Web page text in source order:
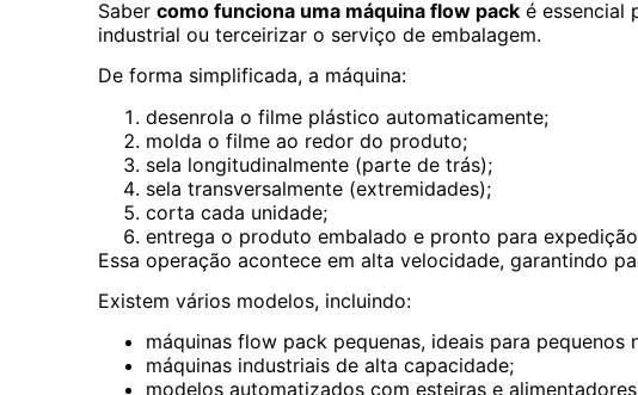
Saber como funciona uma máquina flow pack é essencial
industrial ou terceirizar o serviço de embalagem.
De forma simplificada, a máquina:
desenrola o filme plástico automaticamente;
molda o filme ao redor do produto;
sela longitudinalmente (parte de trás);
sela transversalmente (extremidades);
corta cada unidade;
entrega o produto embalado e pronto para
Essa operação acontece em alta velocidade, garantindo
Existem vários modelos, incluindo:
máquinas flow pack pequenas, ideais para pequenos
máquinas industriais de alta capacidade;
modelos automatizados com esteiras e